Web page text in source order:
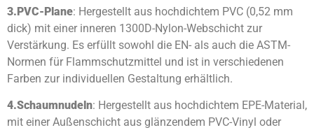
3.PVC-Plane: Hergestellt aus hochdichtem PVC (0,52 mm
dick) mit einer inneren 1300D-Nylon-Webschicht zur
Verstärkung. Es erfüllt sowohl die EN- als auch die ASTM-
Normen für Flammschutzmittel und ist in verschiedenen
Farben zur individuellen Gestaltung erhältlich.
4.Schaumnudeln: Hergestellt aus hochdichtem EPE-Material,
mit einer Außenschicht aus glänzendem PVC-Vinyl oder